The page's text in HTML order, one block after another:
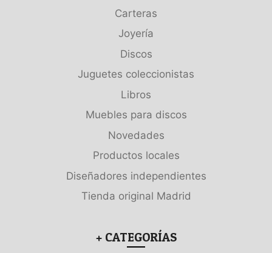
Carteras
Joyería
Discos
Juguetes coleccionistas
Libros
Muebles para discos
Novedades
Productos locales
Diseñadores independientes
Tienda original Madrid
+ CATEGORÍAS